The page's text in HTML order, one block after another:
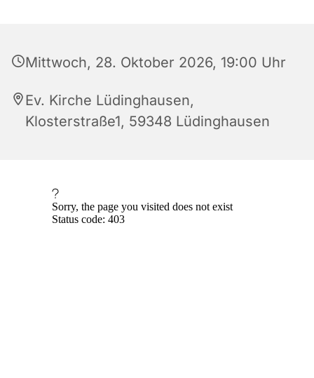
Mittwoch, 28. Oktober 2026, 19:00 Uhr
Ev. Kirche Lüdinghausen,
Klosterstraße1, 59348 Lüdinghausen